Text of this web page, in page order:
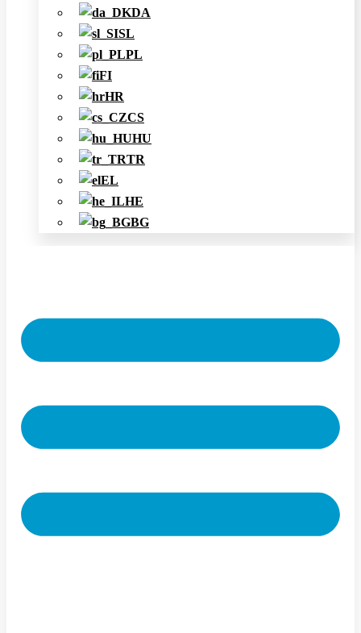
DA
SL
PL
FI
HR
CS
HU
TR
EL
HE
BG